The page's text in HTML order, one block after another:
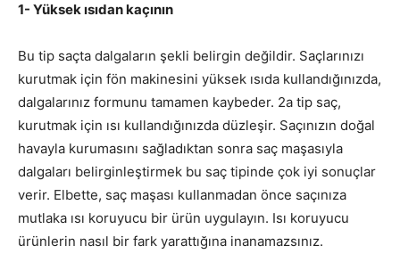
1- Yüksek ısıdan kaçının
Bu tip saçta dalgaların şekli belirgin değildir. Saçlarınızı
kurutmak için fön makinesini yüksek ısıda kullandığınızda,
dalgalarınız formunu tamamen kaybeder. 2a tip saç,
kurutmak için ısı kullandığınızda düzleşir. Saçınızın doğal
havayla kurumasını sağladıktan sonra saç maşasıyla
dalgaları belirginleştirmek bu saç tipinde çok iyi sonuçlar
verir. Elbette, saç maşası kullanmadan önce saçınıza
mutlaka ısı koruyucu bir ürün uygulayın. Isı koruyucu
ürünlerin nasıl bir fark yarattığına inanamazsınız.